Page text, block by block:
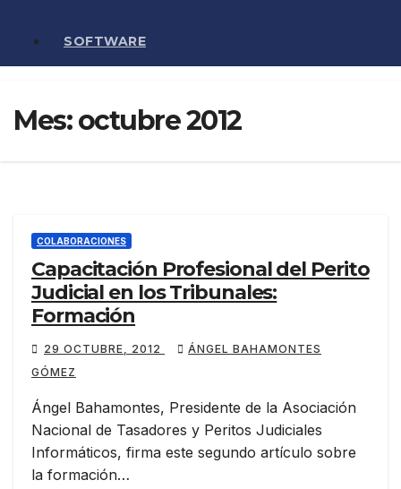
SOFTWARE
Mes:octubre 2012
COLABORACIONES
Capacitación Profesional del Perito
Judicial en los Tribunales:
Formación
29 OCTUBRE, 2012
ÁNGEL BAHAMONTES
GÓMEZ
Ángel Bahamontes, Presidente de la Asociación
Nacional de Tasadores y Peritos Judiciales
Informáticos, firma este segundo artículo sobre
la formación…